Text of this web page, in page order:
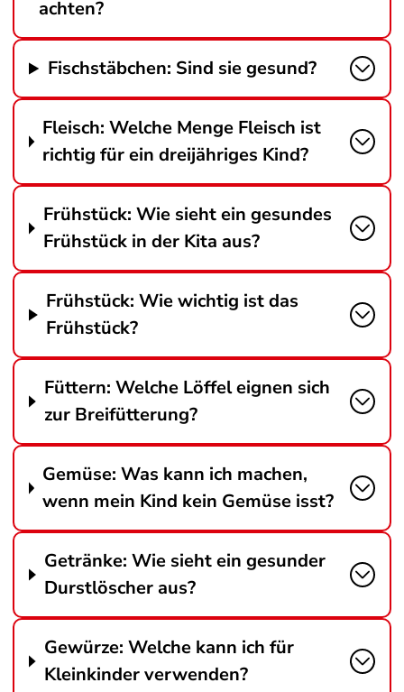
achten?
Fischstäbchen: Sind sie gesund?
Fleisch: Welche Menge Fleisch ist
richtig für ein dreijähriges Kind?
Frühstück: Wie sieht ein gesundes
Frühstück in der Kita aus?
Frühstück: Wie wichtig ist das
Frühstück?
Füttern: Welche Löffel eignen sich
zur Breifütterung?
Gemüse: Was kann ich machen,
wenn mein Kind kein Gemüse isst?
Getränke: Wie sieht ein gesunder
Durstlöscher aus?
Gewürze: Welche kann ich für
Kleinkinder verwenden?